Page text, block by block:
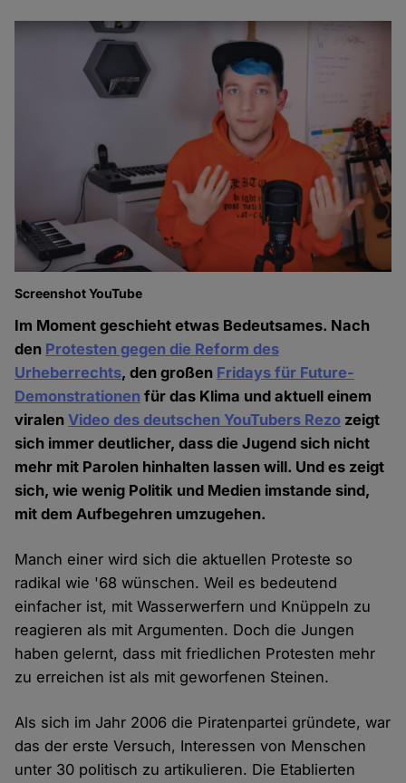
Screenshot YouTube
Im Moment geschieht etwas Bedeutsames. Nach
den Protesten gegen die Reform des
Urheberrechts, den großen Fridays für Future-
Demonstrationen für das Klima und aktuell einem
viralenVideo des deutschen YouTubers Rezo zeigt
sich immer deutlicher, dass die Jugend sich nicht
mehr mit Parolen hinhalten lassen will. Und es zeigt
sich, wie wenig Politik und Medien imstande sind,
mit dem Aufbegehren umzugehen.
Manch einer wird sich die aktuellen Proteste so
radikal wie '68 wünschen. Weil es bedeutend
einfacher ist, mit Wasserwerfern und Knüppeln zu
reagieren als mit Argumenten. Doch die Jungen
haben gelernt, dass mit friedlichen Protesten mehr
zu erreichen ist als mit geworfenen Steinen.
Als sich im Jahr 2006 die Piratenpartei gründete, war
das der erste Versuch, Interessen von Menschen
unter 30 politisch zu artikulieren. Die Etablierten